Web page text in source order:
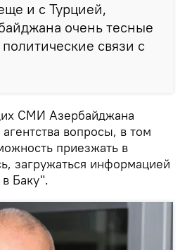
и с Турцией,
очень тесные
связи с
СМИ Азербайджана
вопросы, в том
приезжать в
загружаться информацией
Баку".